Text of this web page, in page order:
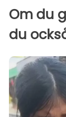
Om du
du